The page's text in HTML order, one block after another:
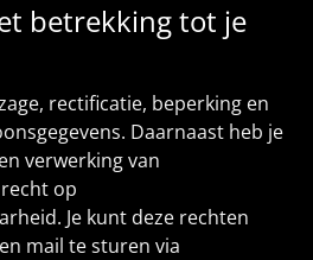
betrekking tot je
rectificatie, beperking en
Daarnaast heb je
verwerking van
op
Je kunt deze rechten
mail te sturen via